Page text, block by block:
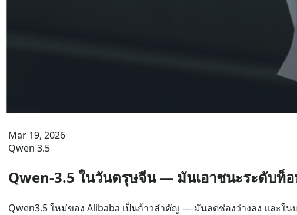
Mar 19, 2026
Qwen 3.5
Qwen-3.5 ในวันตรุษจีน — มันเอาชนะระดับท็
Qwen3.5 ใหม่ของ Alibaba เป็นก้าวสำคัญ — มันลดช่องว่างลง และใ